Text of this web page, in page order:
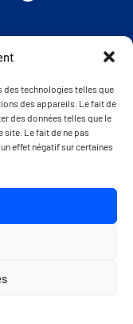
des technologies telles que
des appareils. Le fait de
des données telles que le
site. Le fait de ne pas
effet négatif sur certaines